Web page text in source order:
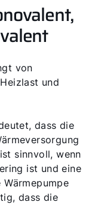
von
und
dass die
sinnvoll, wenn
ist und eine
dass die